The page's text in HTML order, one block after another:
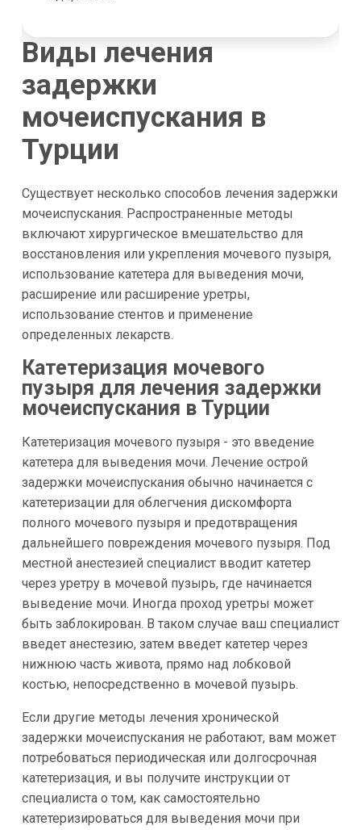
Виды лечения
задержки
мочеиспускания в
Турции
Существует несколько способов лечения задержки
мочеиспускания. Распространенные методы
включают хирургическое вмешательство для
восстановления или укрепления мочевого пузыря,
использование катетера для выведения мочи,
расширение или расширение уретры,
использование стентов и применение
определенных лекарств.
Катетеризация мочевого
пузыря для лечения задержки
мочеиспускания в Турции
Катетеризация мочевого пузыря - это введение
катетера для выведения мочи. Лечение острой
задержки мочеиспускания обычно начинается с
катетеризации для облегчения дискомфорта
полного мочевого пузыря и предотвращения
дальнейшего повреждения мочевого пузыря. Под
местной анестезией специалист вводит катетер
через уретру в мочевой пузырь, где начинается
выведение мочи. Иногда проход уретры может
быть заблокирован. В таком случае ваш специалист
введет анестезию, затем введет катетер через
нижнюю часть живота, прямо над лобковой
костью, непосредственно в мочевой пузырь.
Если другие методы лечения хронической
задержки мочеиспускания не работают, вам может
потребоваться периодическая или долгосрочная
катетеризация, и вы получите инструкции от
специалиста о том, как самостоятельно
катетеризироваться для выведения мочи при